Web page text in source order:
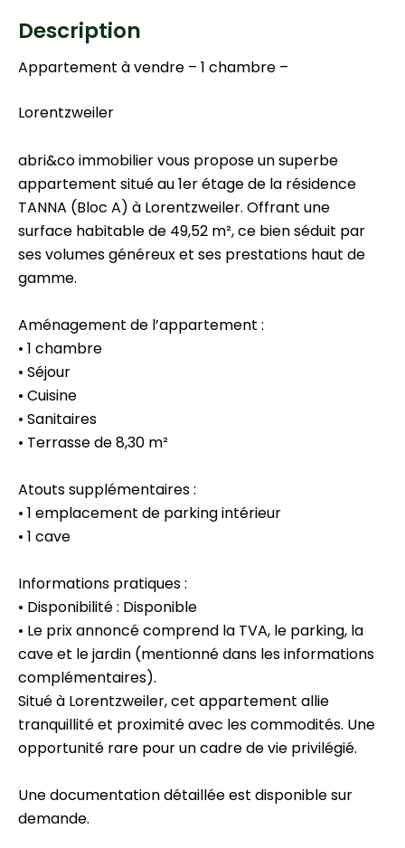
Description
Appartement à vendre – 1 chambre –
Lorentzweiler
abri&co immobilier vous propose un superbe
appartement situé au 1er étage de la résidence
TANNA (Bloc A) à Lorentzweiler. Offrant une
surface habitable de 49,52 m², ce bien séduit par
ses volumes généreux et ses prestations haut de
gamme.
Aménagement de l’appartement :
• 1 chambre
• Séjour
• Cuisine
• Sanitaires
• Terrasse de 8,30 m²
Atouts supplémentaires :
• 1 emplacement de parking intérieur
• 1 cave
Informations pratiques :
• Disponibilité : Disponible
• Le prix annoncé comprend la TVA, le parking, la
cave et le jardin (mentionné dans les informations
complémentaires).
Situé à Lorentzweiler, cet appartement allie
tranquillité et proximité avec les commodités. Une
opportunité rare pour un cadre de vie privilégié.
Une documentation détaillée est disponible sur
demande.